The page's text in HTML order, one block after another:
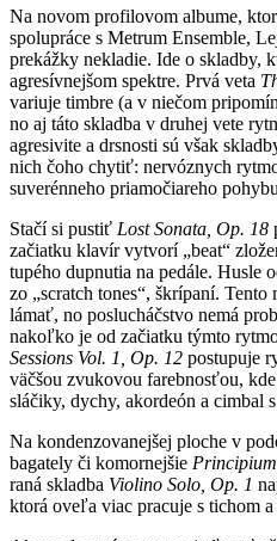
Na novom profilovom albume,
spolupráce s Metrum Ensemble,
prekážky nekladie. Ide o skladby,
agresívnejšom spektre. Prvá veta
variuje timbre (a v niečom
no aj táto skladba v druhej vete
agresivite a drsnosti sú však
nich čoho chytiť: nervóznych
suverénneho priamočiareho
Stačí si pustiť Lost Sonata, Op. 18
začiatku klavír vytvorí „beat“
tupého dupnutia na pedále. Husle
zo „scratch tones“, škrípaní. Tento
lámať, no poslucháčstvo nemá
nakoľko je od začiatku týmto
Sessions Vol. 1, Op. 12 postupuje
väčšou zvukovou farebnosťou,
sláčiky, dychy, akordeón a cimbal
Na kondenzovanejšej ploche v
bagately či komornejšie
raná skladba Violino Solo, Op. 1
ktorá oveľa viac pracuje s tichom a